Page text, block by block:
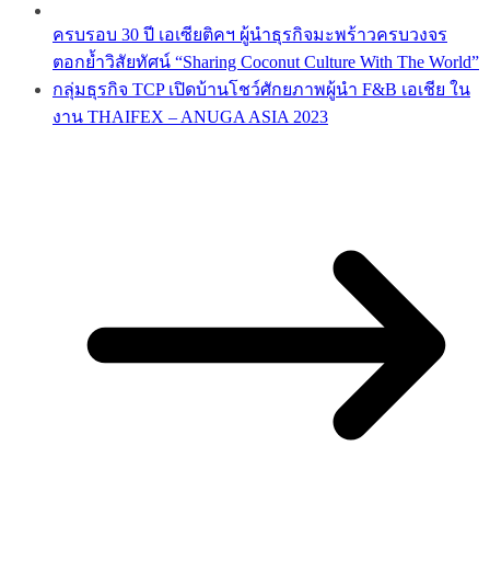
ครบรอบ 30 ปี เอเซียติคฯ ผู้นำธุรกิจมะพร้าวครบวงจร
ตอกย้ำวิสัยทัศน์ “Sharing Coconut Culture With The World”
กลุ่มธุรกิจ TCP เปิดบ้านโชว์ศักยภาพผู้นำ F&B เอเชีย ใน
งาน THAIFEX – ANUGA ASIA 2023